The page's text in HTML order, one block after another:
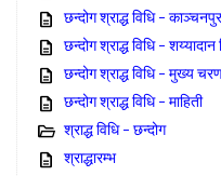
छन्दोग श्राद्ध विधि –
छन्दोग श्राद्ध विधि – शय्यादान
छन्दोग श्राद्ध विधि – मुख्य
छन्दोग श्राद्ध विधि – माहिती
श्राद्ध विधि – छन्दोग
श्राद्धारम्भ